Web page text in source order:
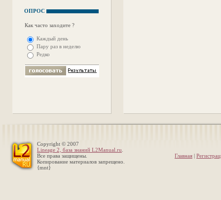
ОПРОС
Как часто заходите ?
Каждый день
Пару раз в неделю
Редко
Copyright © 2007
Lineage 2, база знаний L2Manual.ru
Все права защищены.
Копирование материалов запрещено.
{mnt}
Главная |